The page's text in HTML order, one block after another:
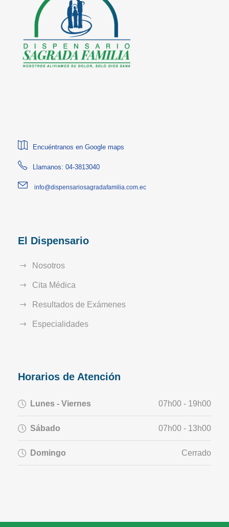
Encuéntranos en Google maps
Llamanos: 04-3813040
info@dispensariosagradafamilia.com.ec
El Dispensario
Nosotros
Cita Médica
Resultados de Exámenes
Especialidades
Horarios de Atención
Lunes - Viernes 07h00 - 19h00
Sábado 07h00 - 13h00
Domingo Cerrado